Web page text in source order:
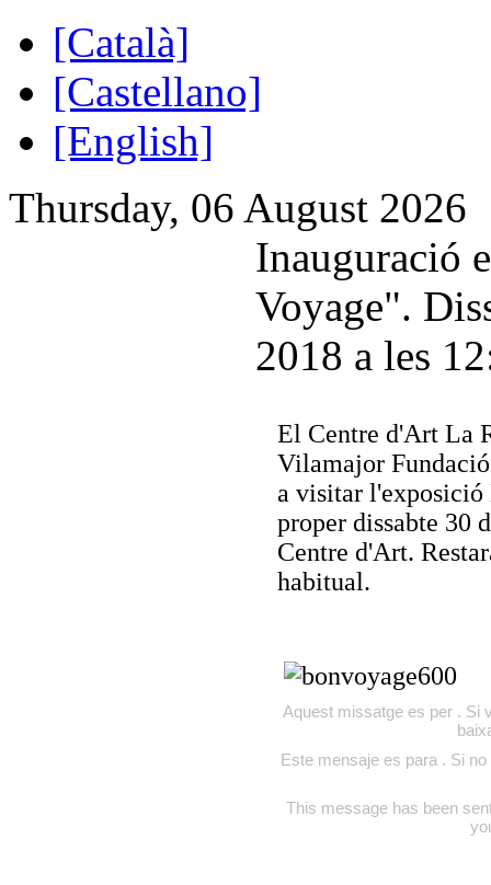
[Català]
[Castellano]
[English]
Thursday, 06 August 2026
Inauguració
Voyage".
2018 a les
El Centre d'Art La
Vilamajor
a visitar l'exposició
proper dissabte 30
Centre d'Art.
habitual.
Aquest missatge es per . Si
Este mensaje es para . Si
This message has been